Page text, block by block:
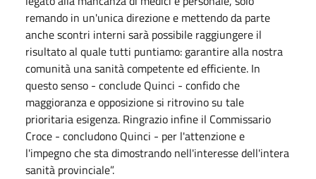
remando in un'unica direzione e mettendo da parte
anche scontri interni sarà possibile raggiungere il
risultato al quale tutti puntiamo: garantire alla nostra
comunità una sanità competente ed efficiente. In
questo senso - conclude Quinci - confido che
maggioranza e opposizione si ritrovino su tale
prioritaria esigenza. Ringrazio infine il Commissario
Croce - concludono Quinci - per l'attenzione e
l'impegno che sta dimostrando nell'interesse dell'intera
sanità provinciale”.